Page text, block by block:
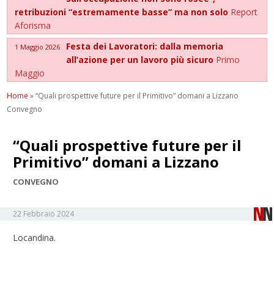
retribuzioni “estremamente basse” ma non solo Report
Aforisma
1 Maggio 2026
Festa dei Lavoratori: dalla memoria
all’azione per un lavoro più sicuro Primo
Maggio
Home »“Quali prospettive future per il Primitivo” domani a Lizzano
Convegno
“Quali prospettive future per il
Primitivo” domani a Lizzano
CONVEGNO
22 Febbraio 2024
Locandina.